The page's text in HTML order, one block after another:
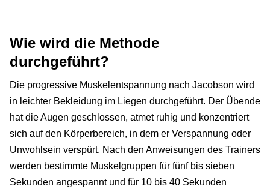
Wie wird die Methode
durchgeführt?
Die progressive Muskelentspannung nach Jacobson wird
in leichter Bekleidung im Liegen durchgeführt. Der Übende
hat die Augen geschlossen, atmet ruhig und konzentriert
sich auf den Körperbereich, in dem er Verspannung oder
Unwohlsein verspürt. Nach den Anweisungen des Trainers
werden bestimmte Muskelgruppen für fünf bis sieben
Sekunden angespannt und für 10 bis 40 Sekunden